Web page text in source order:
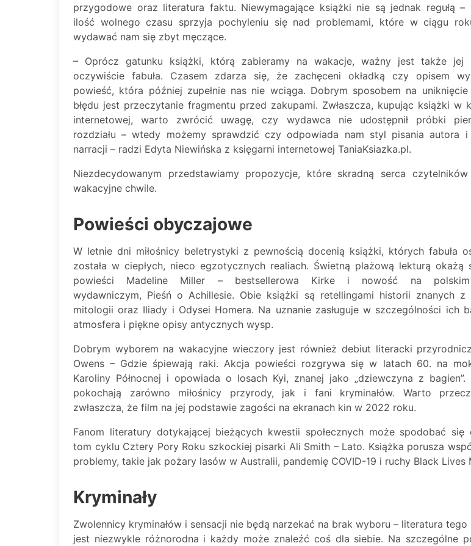
przygodowe oraz literatura faktu. Niewymagające książki nie są jednak regułą –
ilość wolnego czasu sprzyja pochyleniu się nad problemami, które w ciągu
wydawać nam się zbyt męczące.
– Oprócz gatunku książki, którą zabieramy na wakacje, ważny jest także jej
oczywiście fabuła. Czasem zdarza się, że zachęceni okładką czy opisem
powieść, która później zupełnie nas nie wciąga. Dobrym sposobem na
błędu jest przeczytanie fragmentu przed zakupami. Zwłaszcza, kupując książki w
internetowej, warto zwrócić uwagę, czy wydawca nie udostępnił próbki
rozdziału – wtedy możemy sprawdzić czy odpowiada nam styl pisania autora i
narracji – radzi Edyta Niewińska z księgarni internetowej TaniaKsiazka.pl.
Niezdecydowanym przedstawiamy propozycje, które skradną serca
wakacyjne chwile.
Powieści obyczajowe
W letnie dni miłośnicy beletrystyki z pewnością docenią książki, których fabuła
została w ciepłych, nieco egzotycznych realiach. Świetną plażową lekturą okażą
powieści Madeline Miller – bestsellerowa Kirke i nowość na
wydawniczym, Pieśń o Achillesie. Obie książki są retellingami historii znanych z
mitologii oraz Iliady i Odysei Homera. Na uznanie zasługuje w szczególności ich
atmosfera i piękne opisy antycznych wysp.
Dobrym wyborem na wakacyjne wieczory jest również debiut literacki
Owens – Gdzie śpiewają raki. Akcja powieści rozgrywa się w latach 60. na
Karoliny Północnej i opowiada o losach Kyi, znanej jako „dziewczyna z bagien”.
pokochają zarówno miłośnicy przyrody, jak i fani kryminałów. Warto
zwłaszcza, że film na jej podstawie zagości na ekranach kin w 2022 roku.
Fanom literatury dotykającej bieżących kwestii społecznych może spodobać się
tom cyklu Cztery Pory Roku szkockiej pisarki Ali Smith – Lato. Książka porusza
problemy, takie jak pożary lasów w Australii, pandemię COVID-19 i ruchy Black Lives
Kryminały
Zwolennicy kryminałów i sensacji nie będą narzekać na brak wyboru – literatura tego
jest niezwykle różnorodna i każdy może znaleźć coś dla siebie. Na szczególne